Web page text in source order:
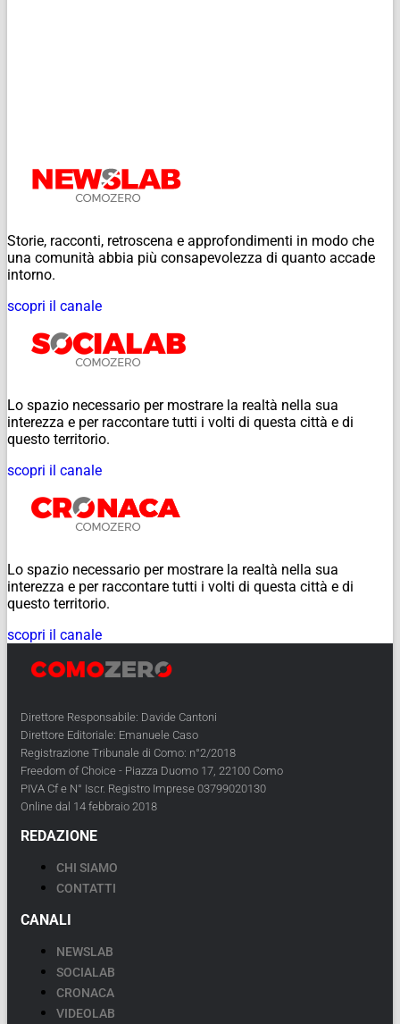
Storie, racconti, retroscena e approfondimenti in modo che
una comunità abbia più consapevolezza di quanto accade
intorno.
scopri il canale
Lo spazio necessario per mostrare la realtà nella sua
interezza e per raccontare tutti i volti di questa città e di
questo territorio.
scopri il canale
Lo spazio necessario per mostrare la realtà nella sua
interezza e per raccontare tutti i volti di questa città e di
questo territorio.
scopri il canale
Direttore Responsabile: Davide Cantoni
Direttore Editoriale: Emanuele Caso
Registrazione Tribunale di Como: n°2/2018
Freedom of Choice - Piazza Duomo 17, 22100 Como
PIVA Cf e N° Iscr. Registro Imprese 03799020130
Online dal 14 febbraio 2018
REDAZIONE
CHI SIAMO
CONTATTI
CANALI
NEWSLAB
SOCIALAB
CRONACA
VIDEOLAB